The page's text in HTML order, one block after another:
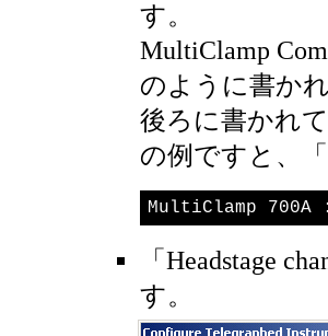
す。
MultiClamp
のように書か
後ろに書かれ
の例ですと、
MultiClamp 700A
「Headstage
す。